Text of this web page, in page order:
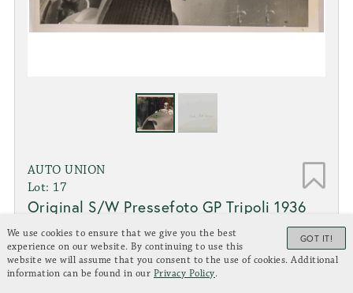
AUTO UNION
Lot: 17
Original S/W Pressefoto GP Tripoli 1936
Hans Stuck im Bernd Rosemeyers Auto Union C-Type
mit der Startnummer 46, 13 x 18 cm
Zustand: 2+
Limit: € 10,00
GOT IT!
We use cookies to ensure that we give you the best
experience on our website. By continuing to use this
website we will assume that you consent to the use of cookies. Additional
information can be found in our Privacy Policy.